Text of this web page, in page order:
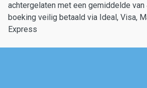
achtergelaten met een gemiddelde van
boeking veilig betaald via Ideal, Visa,
Express